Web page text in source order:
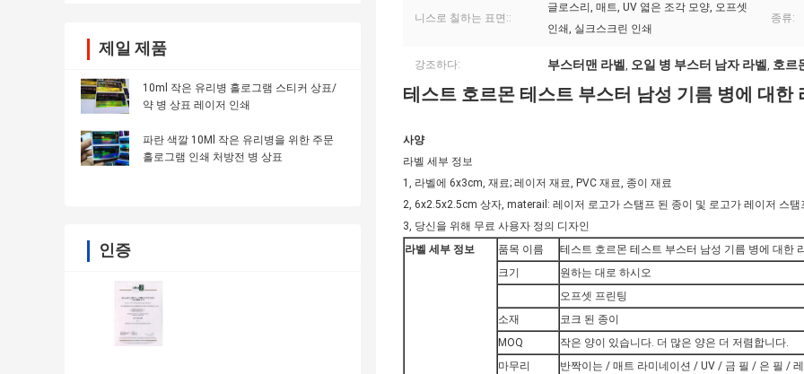
제일 제품
10ml 작은 유리병 홀로그램 스티커 상표/
약 병 상표 레이저 인쇄
파란 색깔 10Ml 작은 유리병을 위한 주문
홀로그램 인쇄 처방전 병 상표
인증
니스로 칠하는 표면::
글로스리, 매트, UV 엷은 조각 모양, 오프셋
인쇄, 실크스크린 인쇄
종류:
강조하다: 부스터맨 라벨, 오일 병 부스터 남자 라벨, 호르
테스트 호르몬 테스트 부스터 남성 기름 병에 대한
사양
라벨 세부 정보
1, 라벨에 6x3cm, 재료; 레이저 재료, PVC 재료, 종이 재료
2, 6x2.5x2.5cm 상자, materail: 레이저 로고가 스탬프 된 종이 및 로고가 레이저 스탬
3, 당신을 위해 무료 사용자 정의 디자인
라벨 세부 정보
품목 이름
테스트 호르몬 테스트 부스터 남성 기름 병에 대한
크기
원하는 대로 하시오
오프셋 프린팅
소재
코크 된 종이
MOQ
작은 양이 있습니다. 더 많은 양은 더 저렴합니다.
마무리
반짝이는 / 매트 라미네이션 / UV / 금 필 / 은 필 /